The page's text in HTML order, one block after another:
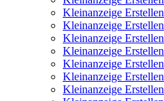
Kleinanzeige Erstellen
Kleinanzeige Erstellen
Kleinanzeige Erstellen
Kleinanzeige Erstellen
Kleinanzeige Erstellen
Kleinanzeige Erstellen
Kleinanzeige Erstellen